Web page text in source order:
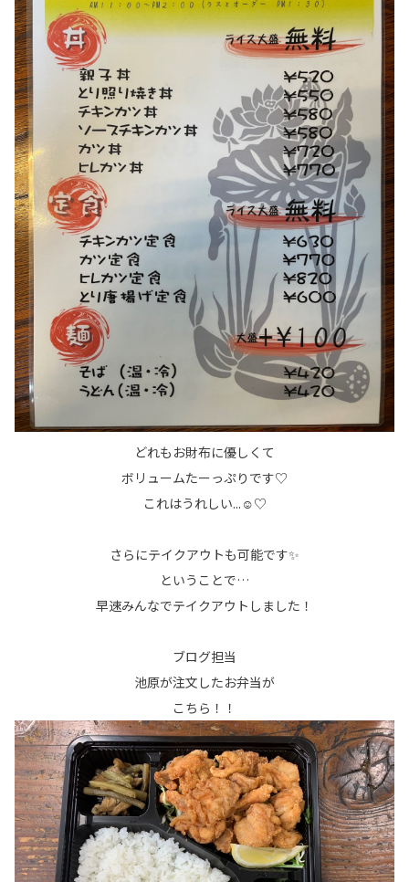
どれもお財布に優しくて
ボリュームたーっぷりです♡
これはうれしい...☺♡
さらにテイクアウトも可能です✨
ということで…
早速みんなでテイクアウトしました！
ブログ担当
池原が注文したお弁当が
こちら！！